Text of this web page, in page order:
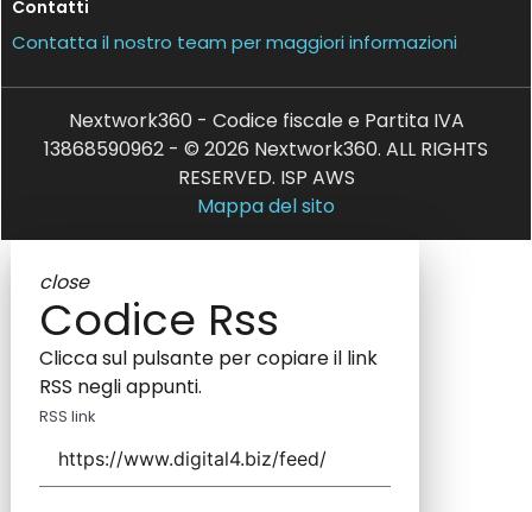
Contatti
Contatta il nostro team per maggiori informazioni
Nextwork360 - Codice fiscale e Partita IVA
13868590962 - © 2026 Nextwork360. ALL RIGHTS
RESERVED. ISP AWS
Mappa del sito
close
Codice Rss
Clicca sul pulsante per copiare il link
RSS negli appunti.
RSS link